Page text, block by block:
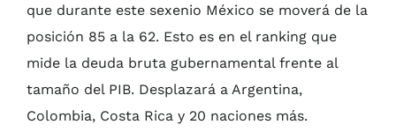
que durante este sexenio México se moverá de la
posición 85 a la 62. Esto es en el ranking que
mide la deuda bruta gubernamental frente al
tamaño del PIB. Desplazará a Argentina,
Colombia, Costa Rica y 20 naciones más.